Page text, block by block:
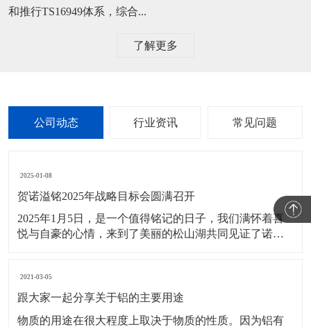
和推行TS16949体系，综合...
了解更多
公司动态 行业资讯 常见问题
2025-01-08
贺诺溢铭2025年战略目标会圆满召开
2025年1月5日，是一个值得铭记的日子，我们满怀着喜
悦与自豪的心情，来到了美丽的松山湖共同见证了诺溢
向，为未来的征程奠定了坚实的基础。 盛会伊始，公司
总经理卢溢霞发表了
2021-03-05
跟大家一起分享关于铝的主要用途
物质的用途在很大程度上取决于物质的性质。因为铝有